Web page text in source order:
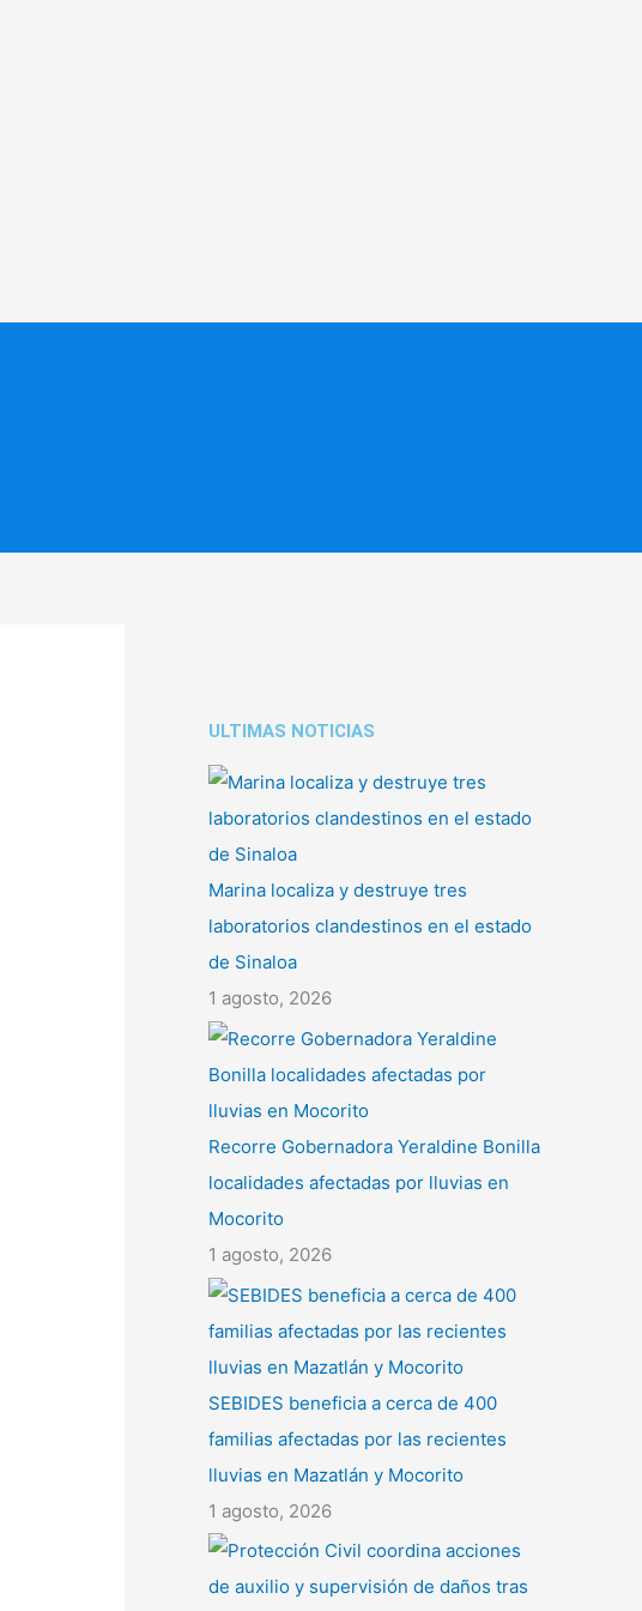
ULTIMAS NOTICIAS
Marina localiza y destruye tres
laboratorios clandestinos en el estado
de Sinaloa
1 agosto, 2026
Recorre Gobernadora Yeraldine Bonilla
localidades afectadas por lluvias en
Mocorito
1 agosto, 2026
SEBIDES beneficia a cerca de 400
familias afectadas por las recientes
lluvias en Mazatlán y Mocorito
1 agosto, 2026